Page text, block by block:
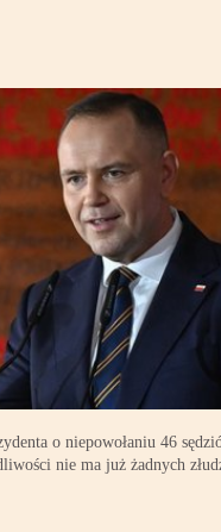
o niepowołaniu 46
nie ma już żadnych